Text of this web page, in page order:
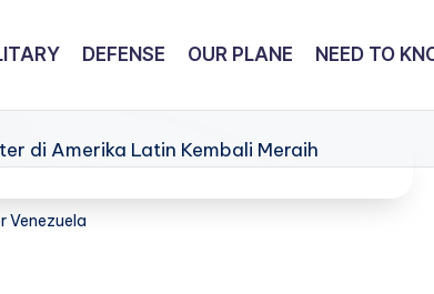
DEFENSE OUR PLANE NEED TO
Venezuela